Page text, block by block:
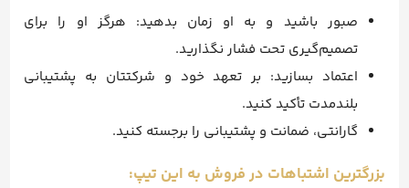
صبور باشید و به او زمان بدهید: هرگز او را برای
تصمیم‌گیری تحت فشار نگذارید.
اعتماد بسازید: بر تعهد خود و شرکتتان به پشتیبانی
بلندمدت تأکید کنید.
گارانتی، ضمانت و پشتیبانی را برجسته کنید.
بزرگترین اشتباهات در فروش به این تیپ: